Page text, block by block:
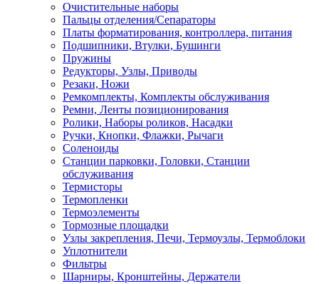
Очистительные наборы
Пальцы отделения/Сепараторы
Платы форматирования, контроллера, питания
Подшипники, Втулки, Бушинги
Пружины
Редукторы, Узлы, Приводы
Резаки, Ножи
Ремкомплекты, Комплекты обслуживания
Ремни, Ленты позиционирования
Ролики, Наборы роликов, Насадки
Ручки, Кнопки, Флажки, Рычаги
Соленоиды
Станции парковки, Головки, Станции
обслуживания
Термисторы
Термопленки
Термоэлементы
Тормозные площадки
Узлы закрепления, Печи, Термоузлы, Термоблоки
Уплотнители
Фильтры
Шарниры, Кронштейны, Держатели